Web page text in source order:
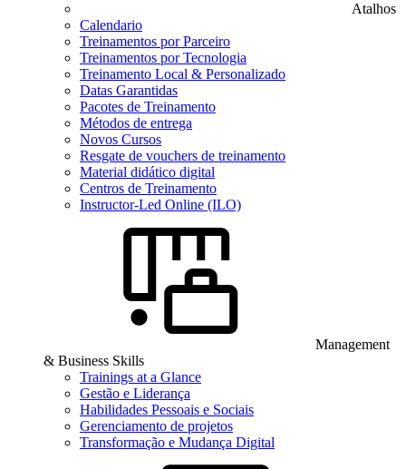
Atalhos
Calendario
Treinamentos por Parceiro
Treinamentos por Tecnologia
Treinamento Local & Personalizado
Datas Garantidas
Pacotes de Treinamento
Métodos de entrega
Novos Cursos
Resgate de vouchers de treinamento
Material didático digital
Centros de Treinamento
Instructor-Led Online (ILO)
Management
& Business Skills
Trainings at a Glance
Gestão e Liderança
Habilidades Pessoais e Sociais
Gerenciamento de projetos
Transformação e Mudança Digital